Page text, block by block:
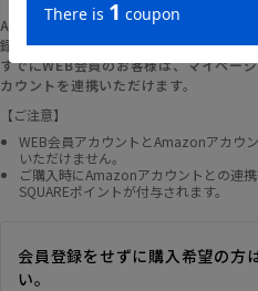
Amazonアカウントの登録情報を使用し
録が可能です。
すでにWEB会員のお客様は、マイペー
カウントを連携いただけます。
【ご注意】
WEB会員アカウントとAmazonアカウ
いただけません。
ご購入時にAmazonアカウントとの連
SQUAREポイントが付与されます。
会員登録をせずに購入希望の方
い。